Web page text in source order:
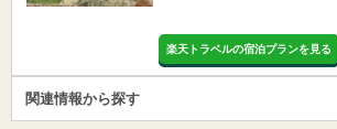
楽天トラベルの宿泊プランを見る
関連情報から探す